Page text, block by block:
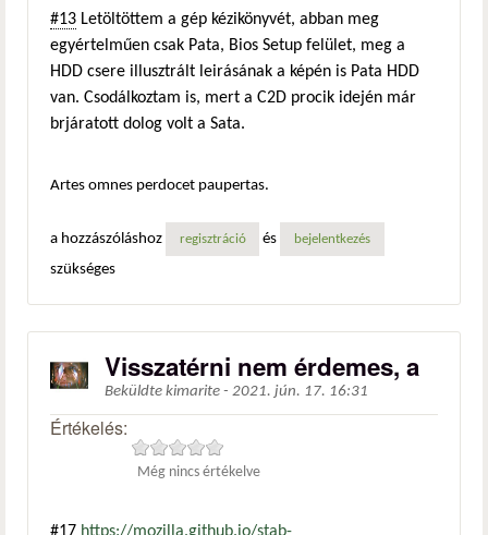
#13 Letöltöttem a gép kézikönyvét, abban meg
egyértelműen csak Pata, Bios Setup felület, meg a
HDD csere illusztrált leirásának a képén is Pata HDD
van. Csodálkoztam is, mert a C2D procik idején már
brjáratott dolog volt a Sata.
Artes omnes perdocet paupertas.
a hozzászóláshoz regisztráció és bejelentkezés
szükséges
Visszatérni nem érdemes, a
Beküldte kimarite - 2021. jún. 17. 16:31
Értékelés:
Még nincs értékelve